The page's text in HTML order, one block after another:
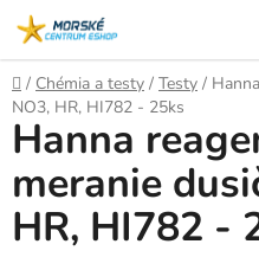
Prejsť
na
obsah
Domov
/ Chémia a testy / Testy /
NO3, HR, HI782 - 25ks
Hanna
meranie
HR, HI782 -